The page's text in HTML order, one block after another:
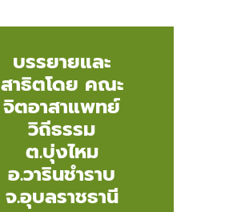
บรรยายและ
สาธิตโดย คณะ
จิตอาสาแพทย์
วิถีธรรม
ต.บุ่งไหม
อ.วารินชำราบ
จ.อุบลราชธานี